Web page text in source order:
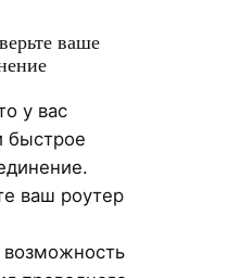
ваше
у вас
быстрое
ваш роутер
возможность